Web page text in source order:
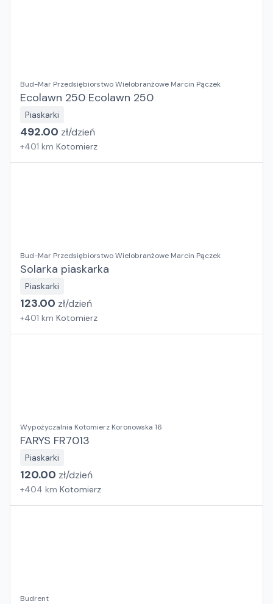
Bud-Mar Przedsiębiorstwo Wielobranżowe Marcin Pączek
Ecolawn 250 Ecolawn 250
Piaskarki
492.00 zł/dzień
+401 km Kotomierz
Bud-Mar Przedsiębiorstwo Wielobranżowe Marcin Pączek
Solarka piaskarka
Piaskarki
123.00 zł/dzień
+401 km Kotomierz
Wypożyczalnia Kotomierz Koronowska 16
FARYS FR7013
Piaskarki
120.00 zł/dzień
+404 km Kotomierz
Budrent